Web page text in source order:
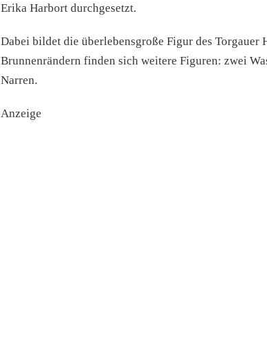
Erika Harbort durchgesetzt.
Dabei bildet die überlebensgroße Figur des
Brunnenrändern finden sich weitere Figuren: zwei
Narren.
Anzeige